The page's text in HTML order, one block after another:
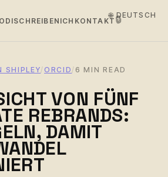
SCHREIBEN ICH KONTAKT 🔒
SHIPLEY/ ORCID / 6 MIN READ
VON FÜNF
REBRANDS:
DAMIT
🌐 DEUTSCH